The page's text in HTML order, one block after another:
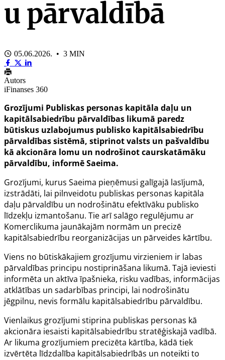
u pārvaldībā
05.06.2026. • 3 MIN
Autors
iFinanses 360
Grozījumi Publiskas personas kapitāla daļu un
kapitālsabiedrību pārvaldības likumā paredz
būtiskus uzlabojumus publisko kapitālsabiedrību
pārvaldības sistēmā, stiprinot valsts un pašvaldību
kā akcionāra lomu un nodrošinot caurskatāmāku
pārvaldību, informē Saeima.
Grozījumi, kurus Saeima pieņēmusi galīgajā lasījumā,
izstrādāti, lai pilnveidotu publiskas personas kapitāla
daļu pārvaldību un nodrošinātu efektīvāku publisko
līdzekļu izmantošanu. Tie arī salāgo regulējumu ar
Komerclikuma jaunākajām normām un precizē
kapitālsabiedrību reorganizācijas un pārveides kārtību.
Viens no būtiskākajiem grozījumu virzieniem ir labas
pārvaldības principu nostiprināšana likumā. Tajā ieviesti
informēta un aktīva īpašnieka, risku vadības, informācijas
atklātības un sadarbības principi, lai nodrošinātu
jēgpilnu, nevis formālu kapitālsabiedrību pārvaldību.
Vienlaikus grozījumi stiprina publiskas personas kā
akcionāra iesaisti kapitālsabiedrību stratēģiskajā vadībā.
Ar likuma grozījumiem precizēta kārtība, kādā tiek
izvērtēta līdzdalība kapitālsabiedrībās un noteikti to